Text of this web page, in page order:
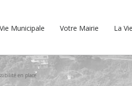
Vie Municipale Votre Mairie La
en place